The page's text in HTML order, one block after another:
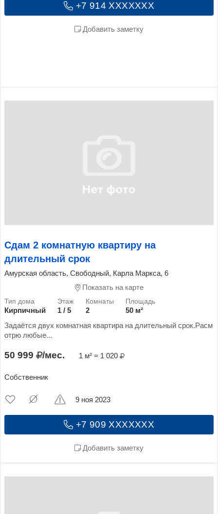
+7 914 XXXXXXX
Добавить заметку
Сдам 2 комнатную квартиру на
длительный срок
Амурская область, Свободный, Карла Маркса, 6
Показать на карте
Кирпичный 1 / 5 2
50 м²
Задаётся двух комнатная квартира на длительный срок.Расм
отрю любые...
50 999 /мес. 1 м² = 1 020
Собственник
+7 909 XXXXXXX
Добавить заметку
9 ноя 2023